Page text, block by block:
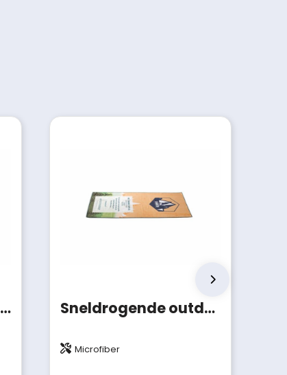
Sneldrogende strandhanddoek met custom-made print Sneldrogende outdoor handdoek met custom print
Microfiber